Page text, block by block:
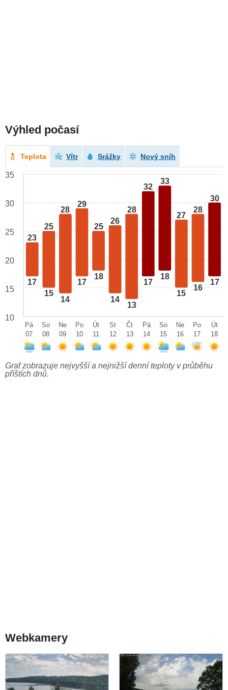
Výhled počasí
Teplota Vítr Srážky Nový sníh
23
17
25
15
28
14
29
17
25
18
26
14
28
13
32
17
33
18
27
15
28
16
30
17
35
30
25
20
15
10
Pá
07
So
08
Ne
09
Po
10
Út
11
St
12
Čt
13
Pá
14
So
15
Ne
16
Po
17
Út
18
Graf zobrazuje nejvyšší a nejnižší denní teploty v průběhu
příštích dnů.
Webkamery